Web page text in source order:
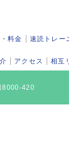
料金
速読トレー
アクセス 相互
420